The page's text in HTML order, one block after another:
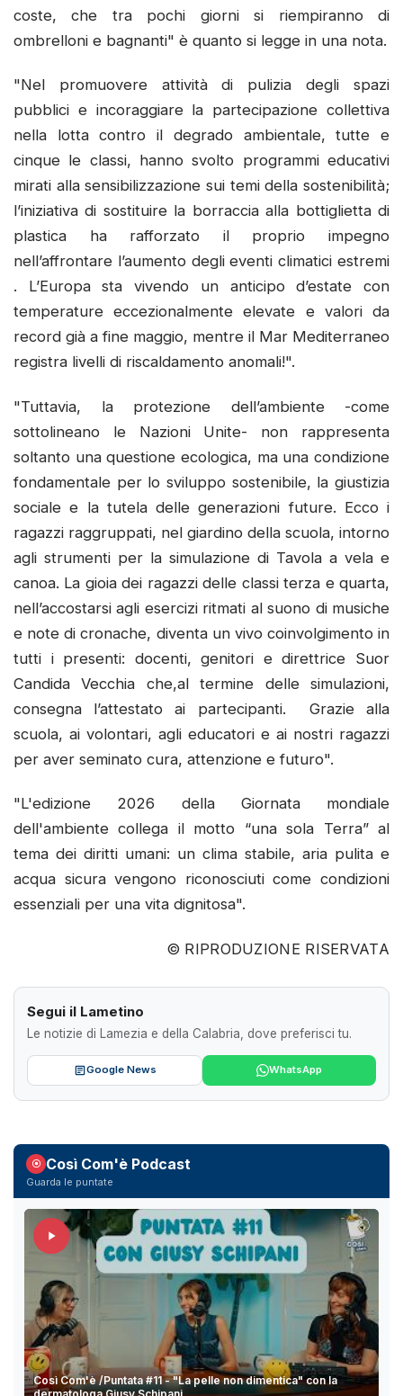
coste, che tra pochi giorni si riempiranno di
ombrelloni e bagnanti" è quanto si legge in una nota.
"Nel promuovere attività di pulizia degli spazi
pubblici e incoraggiare la partecipazione collettiva
nella lotta contro il degrado ambientale, tutte e
cinque le classi, hanno svolto programmi educativi
mirati alla sensibilizzazione sui temi della sostenibilità;
l’iniziativa di sostituire la borraccia alla bottiglietta di
plastica ha rafforzato il proprio impegno
nell’affrontare l’aumento degli eventi climatici estremi
. L’Europa sta vivendo un anticipo d’estate con
temperature eccezionalmente elevate e valori da
record già a fine maggio, mentre il Mar Mediterraneo
registra livelli di riscaldamento anomali!".
"Tuttavia, la protezione dell’ambiente -come
sottolineano le Nazioni Unite- non rappresenta
soltanto una questione ecologica, ma una condizione
fondamentale per lo sviluppo sostenibile, la giustizia
sociale e la tutela delle generazioni future. Ecco i
ragazzi raggruppati, nel giardino della scuola, intorno
agli strumenti per la simulazione di Tavola a vela e
canoa. La gioia dei ragazzi delle classi terza e quarta,
nell’accostarsi agli esercizi ritmati al suono di musiche
e note di cronache, diventa un vivo coinvolgimento in
tutti i presenti: docenti, genitori e direttrice Suor
Candida Vecchia che,al termine delle simulazioni,
consegna l’attestato ai partecipanti. Grazie alla
scuola, ai volontari, agli educatori e ai nostri ragazzi
per aver seminato cura, attenzione e futuro".
"L'edizione 2026 della Giornata mondiale
dell'ambiente collega il motto “una sola Terra” al
tema dei diritti umani: un clima stabile, aria pulita e
acqua sicura vengono riconosciuti come condizioni
essenziali per una vita dignitosa".
© RIPRODUZIONE RISERVATA
Segui il Lametino
Le notizie di Lamezia e della Calabria, dove preferisci tu.
Google News WhatsApp
Così Com'è Podcast
Guarda le puntate
Così Com'è /Puntata #11 - "La pelle non dimentica" con la